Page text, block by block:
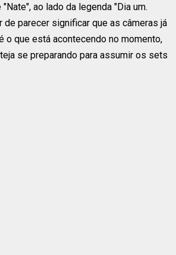
ao lado da legenda "Dia um.
de parecer significar que as câmeras já
o que está acontecendo no momento,
se preparando para assumir os sets